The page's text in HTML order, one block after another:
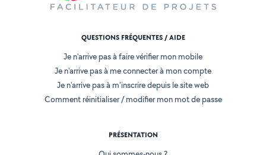
QUESTIONS FRÉQUENTES / AIDE
Je n'arrive pas à faire vérifier mon mobile
Je n'arrive pas à me connecter à mon compte
Je n'arrive pas à m'inscrire depuis le site web
Comment réinitialiser / modifier mon mot de passe
PRÉSENTATION